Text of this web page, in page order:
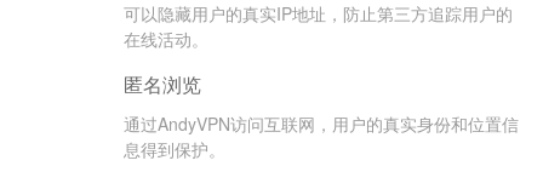
可以隐藏用户的真实IP地址，防止第三方追踪用户的
在线活动。
匿名浏览
通过AndyVPN访问互联网，用户的真实身份和位置信
息得到保护。